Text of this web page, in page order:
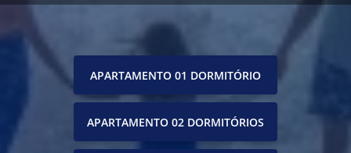
APARTAMENTO 01 DORMITÓRIO
APARTAMENTO 02 DORMITÓRIOS